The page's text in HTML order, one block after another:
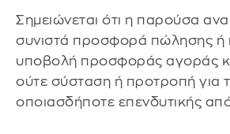
Σημειώνεται ότι η παρούσα
συνιστά προσφορά πώλησης ή
υποβολή προσφοράς αγοράς
ούτε σύσταση ή προτροπή για
οποιασδήποτε επενδυτικής